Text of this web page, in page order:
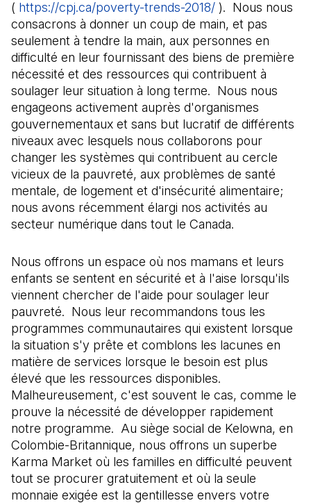
( https://cpj.ca/poverty-trends-2018/ (Il s'ouvre dans
). Nous nous
consacrons à donner un coup de main, et pas
seulement à tendre la main, aux personnes en
difficulté en leur fournissant des biens de première
nécessité et des ressources qui contribuent à
soulager leur situation à long terme. Nous nous
engageons activement auprès d'organismes
gouvernementaux et sans but lucratif de différents
niveaux avec lesquels nous collaborons pour
changer les systèmes qui contribuent au cercle
vicieux de la pauvreté, aux problèmes de santé
mentale, de logement et d'insécurité alimentaire;
nous avons récemment élargi nos activités au
secteur numérique dans tout le Canada.
Nous offrons un espace où nos mamans et leurs
enfants se sentent en sécurité et à l'aise lorsqu'ils
viennent chercher de l'aide pour soulager leur
pauvreté. Nous leur recommandons tous les
programmes communautaires qui existent lorsque
la situation s'y prête et comblons les lacunes en
matière de services lorsque le besoin est plus
élevé que les ressources disponibles.
Malheureusement, c'est souvent le cas, comme le
prouve la nécessité de développer rapidement
notre programme. Au siège social de Kelowna, en
Colombie-Britannique, nous offrons un superbe
Karma Market où les familles en difficulté peuvent
tout se procurer gratuitement et où la seule
monnaie exigée est la gentillesse envers votre